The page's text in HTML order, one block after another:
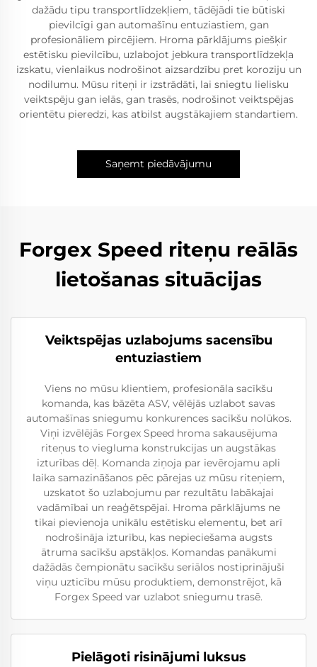
dažādu tipu transportlīdzekļiem, tādējādi tie būtiski
pievilcīgi gan automašīnu entuziastiem, gan
profesionāliem pircējiem. Hroma pārklājums piešķir
estētisku pievilcību, uzlabojot jebkura transportlīdzekļa
izskatu, vienlaikus nodrošinot aizsardzību pret koroziju un
nodilumu. Mūsu riteņi ir izstrādāti, lai sniegtu lielisku
veiktspēju gan ielās, gan trasēs, nodrošinot veiktspējas
orientētu pieredzi, kas atbilst augstākajiem standartiem.
Saņemt piedāvājumu
Forgex Speed riteņu reālās
lietošanas situācijas
Veiktspējas uzlabojums sacensību
entuziastiem
Viens no mūsu klientiem, profesionāla sacīkšu
komanda, kas bāzēta ASV, vēlējās uzlabot savas
automašīnas sniegumu konkurences sacīkšu nolūkos.
Viņi izvēlējās Forgex Speed hroma sakausējuma
riteņus to viegluma konstrukcijas un augstākas
izturības dēļ. Komanda ziņoja par ievērojamu apli
laika samazināšanos pēc pārejas uz mūsu riteņiem,
uzskatot šo uzlabojumu par rezultātu labākajai
vadāmībai un reaģētspējai. Hroma pārklājums ne
tikai pievienoja unikālu estētisku elementu, bet arī
nodrošināja izturību, kas nepieciešama augsts
ātruma sacīkšu apstākļos. Komandas panākumi
dažādās čempionātu sacīkšu seriālos nostiprinājuši
viņu uzticību mūsu produktiem, demonstrējot, kā
Forgex Speed var uzlabot sniegumu trasē.
Pielāgoti risinājumi luksus